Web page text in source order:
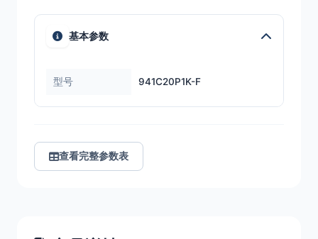
基本参数
型号 941C20P1K-F
查看完整参数表